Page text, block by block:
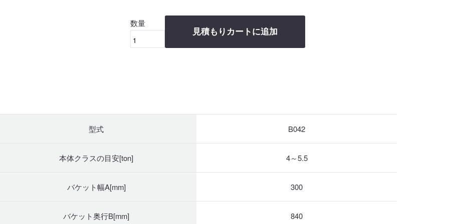
数量
見積もりカートに追加
型式 B042
本体クラスの目安[ton] 4～5.5
バケット幅A[mm] 300
バケット奥行B[mm] 840